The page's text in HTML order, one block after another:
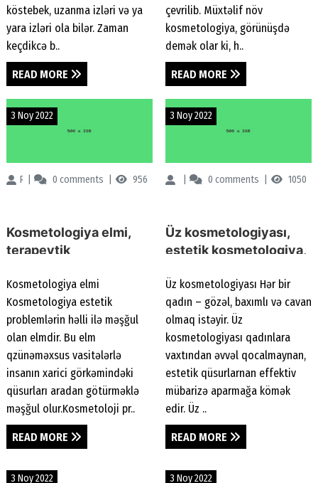
köstebek, uzanma izləri və ya
yara izləri ola bilər. Zaman
keçdikcə b..
READ MORE
çevrilib. Müxtəlif növ
kosmetologiya, görünüşdə
demək olar ki, h..
READ MORE
0comments 956
3 Noy 2022
Kosmetologiya elmi,
terapevtik
kosmetoloji müalicə,
estetik kosmetologiya
Kosmetologiya elmi
Kosmetologiya estetik
problemlərin həlli ilə məşğul
olan elmdir. Bu elm
qzünəməxsus vasitələrlə
insanın xarici görkəmindəki
qüsurları aradan götürməklə
məşğul olur.Kosmetoloji pr..
READ MORE
Renessans Klinikası
0comments 1050
3 Noy 2022
Üz kosmetologiyası,
estetik kosmetologiya,
kosmetologiyası,
kosmetoloji
prosedurlar
Üz kosmetologiyası Hər bir
qadın – gözəl, baxımlı və cavan
olmaq istəyir. Üz
kosmetologiyası qadınlara
vaxtından əvvəl qocalmaynan,
estetik qüsurlarnan effektiv
mübarizə aparmağa kömək
edir. Üz ..
READ MORE
3 Noy 2022 3 Noy 2022